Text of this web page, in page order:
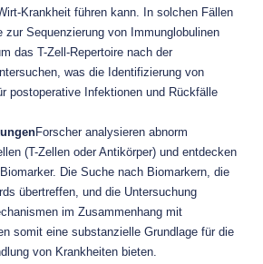
Krankheit führen kann. In solchen Fällen
zur Sequenzierung von Immunglobulinen
das T-Zell-Repertoire nach der
was die Identifizierung von
postoperative Infektionen und Rückfälle
Forscher analysieren abnorm
(T-Zellen oder Antikörper) und entdecken
Die Suche nach Biomarkern, die
übertreffen, und die Untersuchung
im Zusammenhang mit
somit eine substanzielle Grundlage für die
von Krankheiten bieten.